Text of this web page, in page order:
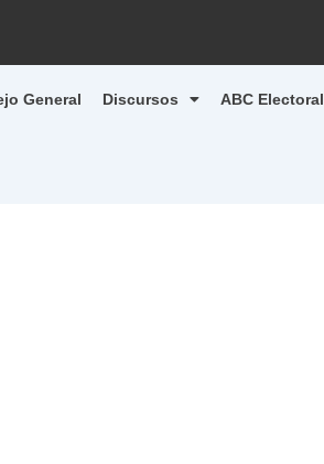
General Discursos ABC Electoral